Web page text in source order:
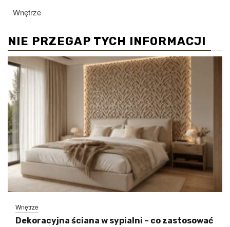
Wnętrze
NIE PRZEGAP TYCH INFORMACJI
Wnętrze
Dekoracyjna ściana w sypialni – co zastosować